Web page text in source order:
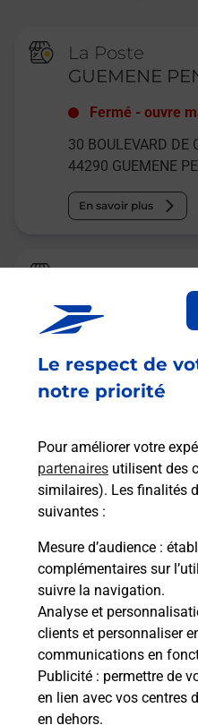
Le respect de
notre priorité
Pour améliorer votre
partenaires utilisent des
similaires). Les finalités
suivantes :
Mesure d’audience :
complémentaires sur
suivre la navigation.
Analyse et
clients et personnaliser
communications en
Publicité : permettre de
en lien avec vos centres
en dehors.
La Poste
GUEMENE
Fermé -ouvre
30 BOULEVARD DE
44290 GUEMENE
En savoir plus
Relais Pickup
jusqu'à
33 RUE DE BESLE
44290 GUEMENE
Malin !
La Poste
en ligne
Ouvert 24h/24
En savoir plus